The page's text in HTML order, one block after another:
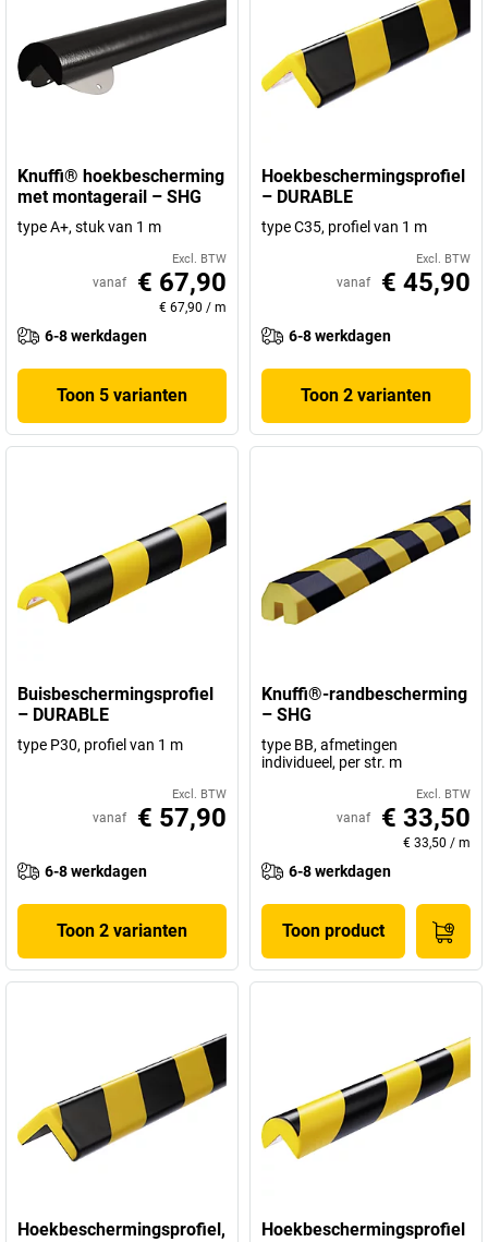
Knuffi® hoekbescherming
met montagerail – SHG
type A+, stuk van 1 m
Excl. BTW
vanaf € 67,90
€ 67,90 / m
6-8 werkdagen
Toon 5 varianten
Hoekbeschermingsprofiel
– DURABLE
type C35, profiel van 1 m
Excl. BTW
vanaf € 45,90
6-8 werkdagen
Toon 2 varianten
Buisbeschermingsprofiel
– DURABLE
type P30, profiel van 1 m
Excl. BTW
vanaf € 57,90
6-8 werkdagen
Toon 2 varianten
Knuffi®-randbescherming
– SHG
type BB, afmetingen
individueel, per str. m
Excl. BTW
vanaf € 33,50
€ 33,50 / m
6-8 werkdagen
Toon product
Hoekbeschermingsprofiel,
Hoekbeschermingsprofiel